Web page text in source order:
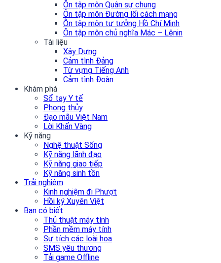
Ôn tập môn Quân sự chung
Ôn tập môn Đường lối cách mạng
Ôn tập môn tư tưởng Hồ Chí Minh
Ôn tập môn chủ nghĩa Mác – Lênin
Tài liệu
Xây Dựng
Cảm tình Đảng
Từ vựng Tiếng Anh
Cảm tình Đoàn
Khám phá
Sổ tay Y tế
Phong thủy
Đạo mẫu Việt Nam
Lời Khấn Vàng
Kỹ năng
Nghệ thuật Sống
Kỹ năng lãnh đạo
Kỹ năng giao tiếp
Kỹ năng sinh tồn
Trải nghiệm
Kinh nghiệm đi Phượt
Hồi ký Xuyên Việt
Bạn có biết
Thủ thuật máy tính
Phần mềm máy tính
Sự tích các loài hoa
SMS yêu thương
Tải game Offline